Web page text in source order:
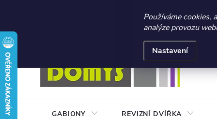
☀️ LETNÍ AKCE
Používáme cookies,
analýze provozu
Nastavení
Přejít
na
obsah
Obchodní podmínky
GABIONY REVIZNÍ DVÍŘKA